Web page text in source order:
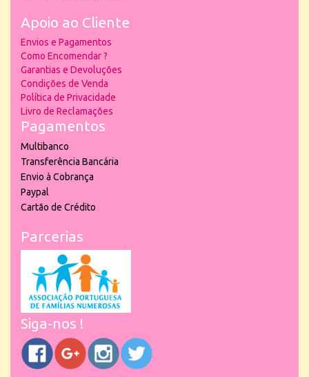
Apoio ao Cliente
Envios e Pagamentos
Como Encomendar ?
Garantias e Devoluções
Condições de Venda
Política de Privacidade
Livro de Reclamações
Pagamentos
Multibanco
Transferência Bancária
Envio à Cobrança
Paypal
Cartão de Crédito
Parcerias
Siga-nos !